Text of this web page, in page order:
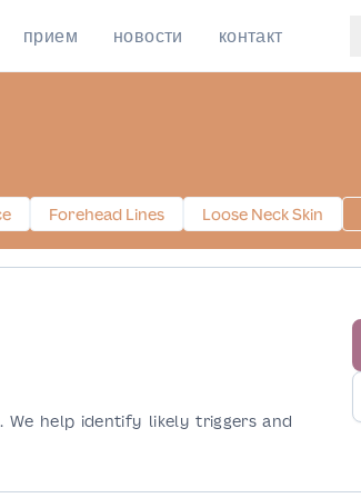
прием новости контакт
Forehead Lines Loose Neck Skin
We help identify likely triggers and